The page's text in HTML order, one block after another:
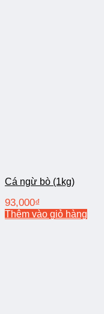
Cá ngừ bò (1kg)
93,000₫
Thêm vào giỏ hàng